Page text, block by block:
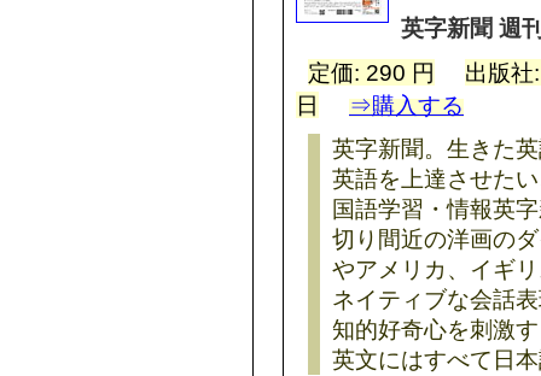
英字新聞 週
定価: 290 円
出版
日
⇒購入する
英字新聞。生きた
英語を上達させた
国語学習・情報英
切り間近の洋画の
やアメリカ、イギ
ネイティブな会話
知的好奇心を刺激
英文にはすべて日